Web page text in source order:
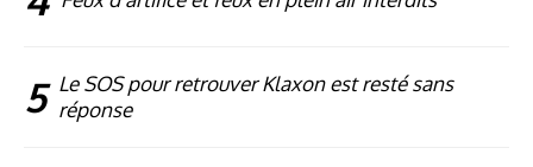
5 Le SOS pour retrouver Klaxon est resté sans
réponse